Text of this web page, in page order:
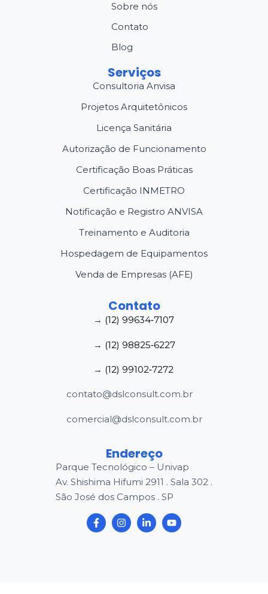
Sobre nós
Contato
Blog
Serviços
Consultoria Anvisa
Projetos Arquitetônicos
Licença Sanitária
Autorização de Funcionamento
Certificação Boas Práticas
Certificação INMETRO
Notificação e Registro ANVISA
Treinamento e Auditoria
Hospedagem de Equipamentos
Venda de Empresas (AFE)
Contato
→ (12) 99634‑7107
→ (12) 98825‑6227
→ (12) 99102‑7272
contato@dslconsult.com.br
comercial@dslconsult.com.br
Endereço
Parque Tecnológico – Univap
Av. Shishima Hifumi 2911 . Sala 302 .
São José dos Campos . SP